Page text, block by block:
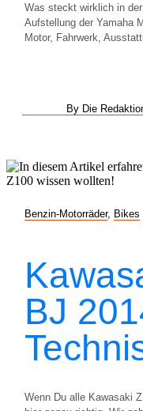
Was steckt wirklich in
Aufstellung der Yamaha
Motor, Fahrwerk,
By Die
Benzin-Motorräder, Bikes
BJ
Wenn Du alle Kawasaki